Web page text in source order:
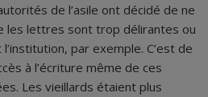
de l’asile ont décidé de ne
les lettres sont trop délirantes ou
par exemple. C’est de
à l’écriture même de ces
Les vieillards étaient plus